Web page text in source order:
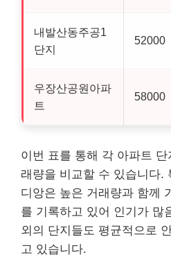
내발산동주공1
단지
52000
우장산공원아파
트
58000
이번 표를 통해 각 아파트
래량을 비교할 수 있습니다.
디앙은 높은 거래량과 함께
를 기록하고 있어 인기가 많
외의 단지들도 평균적으로
고 있습니다.